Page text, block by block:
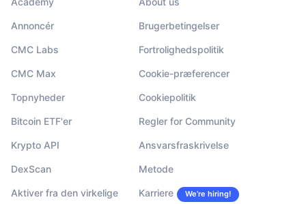
Annoncér
CMC Labs
CMC Max
Topnyheder
Bitcoin ETF'er
Krypto API
DexScan
Aktiver fra den virkelige
Brugerbetingelser
Fortrolighedspolitik
Cookie-præferencer
Cookiepolitik
Regler for Community
Ansvarsfraskrivelse
Metode
Karriere We’re hiring!